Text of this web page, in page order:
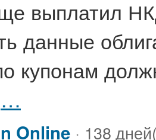
выплатил
данные
купонам
…
Online · 138